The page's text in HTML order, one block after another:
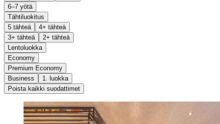
6–7 yötä
Tähtiluokitus
5 tähteä
4+ tähteä
3+ tähteä
2+ tähteä
Lentoluokka
Economy
Premium Economy
Business
1. luokka
Poista kaikki suodattimet